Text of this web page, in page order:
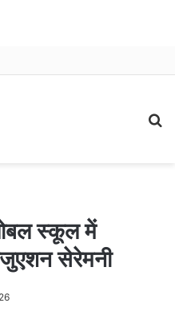
स्कूल में
सेरेमनी